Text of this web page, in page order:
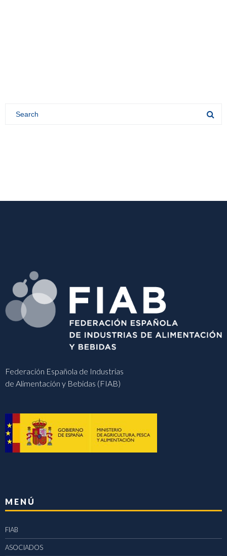
Federación Española de Industrias
de Alimentación y Bebidas (FIAB)
MENÚ
FIAB
ASOCIADOS